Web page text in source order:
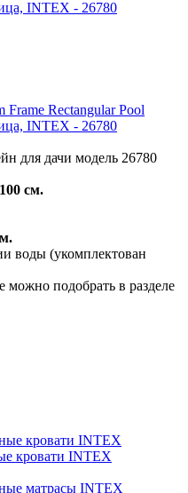
Frame Rectangular Pool
INTEX - 26780
для дачи модель 26780
см.
воды (укомплектован
подобрать в разделе
кровати INTEX
кровати INTEX
матрасы INTEX